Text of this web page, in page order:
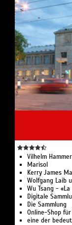
Vilhelm
Marisol
Kerry James
Wolfgang Laib
Wu Tsang -
Digitale
Die Sammlung
Online-Shop
eine der